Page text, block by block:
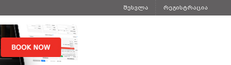
შესვლა რეგისტრაცია